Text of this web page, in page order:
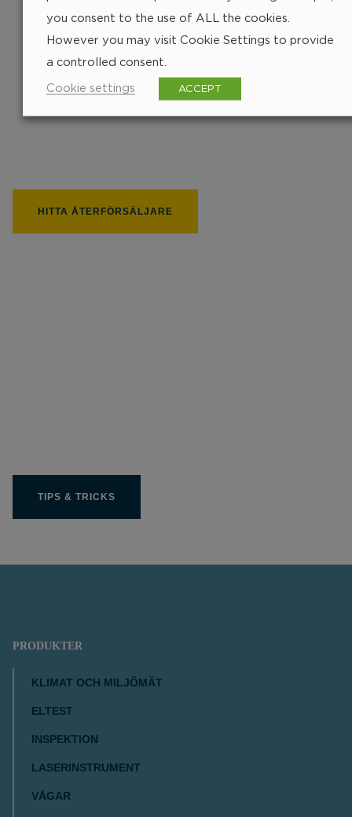
Hitta närmsta
HITTA ÅTERFÖRSÄLJARE
TIPS & TRICKS
PRODUKTER
KLIMAT OCH MILJÖMÄT
ELTEST
INSPEKTION
LASERINSTRUMENT
VÅGAR
you consent to the use of ALL the cookies.
However you may visit Cookie Settings to provide
a controlled consent.
Cookie settings ACCEPT